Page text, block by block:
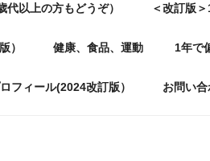
以上の方もどうぞ） ＜改訂版
） 健康、食品、運動 1年で
フィール(2024改訂版） お問い合